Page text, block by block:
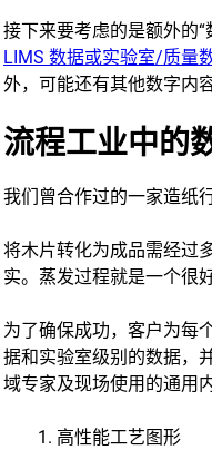
接下来要考虑的是额外的
LIMS 数据或实验室/质量
外，可能还有其他数字内
流程工业中的
我们曾合作过的一家造纸
将木片转化为成品需经过
实。蒸发过程就是一个很
为了确保成功，客户为每
据和实验室级别的数据，
域专家及现场使用的通用内
高性能工艺图形